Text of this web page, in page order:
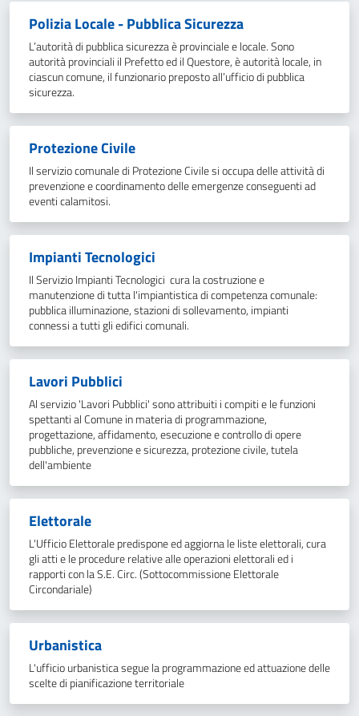
Polizia Locale - Pubblica Sicurezza
L’autorità di pubblica sicurezza è provinciale e locale. Sono
autorità provinciali il Prefetto ed il Questore, è autorità locale, in
ciascun comune, il funzionario preposto all’ufficio di pubblica
sicurezza.
Protezione Civile
Il servizio comunale di Protezione Civile si occupa delle attività di
prevenzione e coordinamento delle emergenze conseguenti ad
eventi calamitosi.
Impianti Tecnologici
Il Servizio Impianti Tecnologici cura la costruzione e
manutenzione di tutta l'impiantistica di competenza comunale:
pubblica illuminazione, stazioni di sollevamento, impianti
connessi a tutti gli edifici comunali.
Lavori Pubblici
Al servizio 'Lavori Pubblici' sono attribuiti i compiti e le funzioni
spettanti al Comune in materia di programmazione,
progettazione, affidamento, esecuzione e controllo di opere
pubbliche, prevenzione e sicurezza, protezione civile, tutela
dell'ambiente
Elettorale
L'Ufficio Elettorale predispone ed aggiorna le liste elettorali, cura
gli atti e le procedure relative alle operazioni elettorali ed i
rapporti con la S.E. Circ. (Sottocommissione Elettorale
Circondariale)
Urbanistica
L'ufficio urbanistica segue la programmazione ed attuazione delle
scelte di pianificazione territoriale